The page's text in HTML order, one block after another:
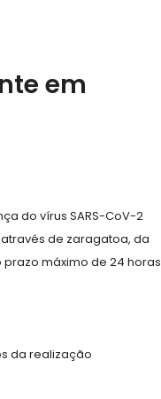
em
do vírus SARS-CoV-2
de zaragatoa, da
máximo de 24 horas
da realização